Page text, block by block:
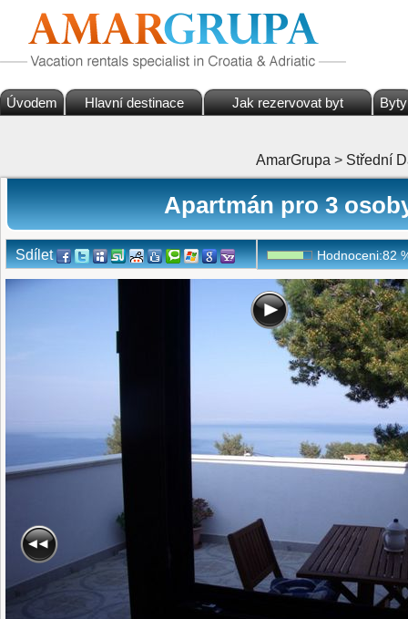
Úvodem Hlavní destinace Jak rezervovat byt Byty
AmarGrupa > Střední
Apartmán pro 3
Sdílet Hodnoceni:82